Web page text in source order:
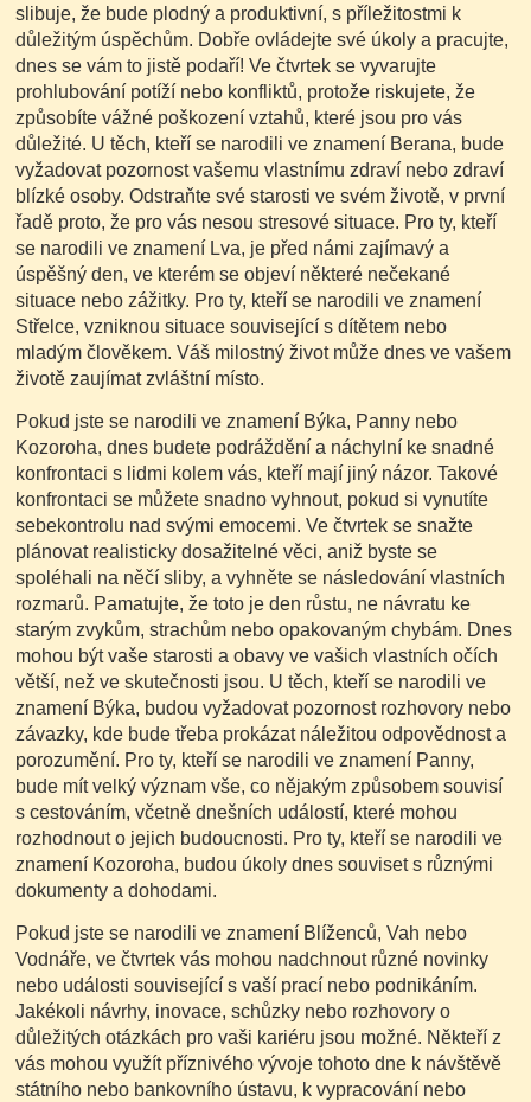
slibuje, že bude plodný a produktivní, s příležitostmi k
důležitým úspěchům. Dobře ovládejte své úkoly a pracujte,
dnes se vám to jistě podaří! Ve čtvrtek se vyvarujte
prohlubování potíží nebo konfliktů, protože riskujete, že
způsobíte vážné poškození vztahů, které jsou pro vás
důležité. U těch, kteří se narodili ve znamení Berana, bude
vyžadovat pozornost vašemu vlastnímu zdraví nebo zdraví
blízké osoby. Odstraňte své starosti ve svém životě, v první
řadě proto, že pro vás nesou stresové situace. Pro ty, kteří
se narodili ve znamení Lva, je před námi zajímavý a
úspěšný den, ve kterém se objeví některé nečekané
situace nebo zážitky. Pro ty, kteří se narodili ve znamení
Střelce, vzniknou situace související s dítětem nebo
mladým člověkem. Váš milostný život může dnes ve vašem
životě zaujímat zvláštní místo.
Pokud jste se narodili ve znamení Býka, Panny nebo
Kozoroha, dnes budete podráždění a náchylní ke snadné
konfrontaci s lidmi kolem vás, kteří mají jiný názor. Takové
konfrontaci se můžete snadno vyhnout, pokud si vynutíte
sebekontrolu nad svými emocemi. Ve čtvrtek se snažte
plánovat realisticky dosažitelné věci, aniž byste se
spoléhali na něčí sliby, a vyhněte se následování vlastních
rozmarů. Pamatujte, že toto je den růstu, ne návratu ke
starým zvykům, strachům nebo opakovaným chybám. Dnes
mohou být vaše starosti a obavy ve vašich vlastních očích
větší, než ve skutečnosti jsou. U těch, kteří se narodili ve
znamení Býka, budou vyžadovat pozornost rozhovory nebo
závazky, kde bude třeba prokázat náležitou odpovědnost a
porozumění. Pro ty, kteří se narodili ve znamení Panny,
bude mít velký význam vše, co nějakým způsobem souvisí
s cestováním, včetně dnešních událostí, které mohou
rozhodnout o jejich budoucnosti. Pro ty, kteří se narodili ve
znamení Kozoroha, budou úkoly dnes souviset s různými
dokumenty a dohodami.
Pokud jste se narodili ve znamení Blíženců, Vah nebo
Vodnáře, ve čtvrtek vás mohou nadchnout různé novinky
nebo události související s vaší prací nebo podnikáním.
Jakékoli návrhy, inovace, schůzky nebo rozhovory o
důležitých otázkách pro vaši kariéru jsou možné. Někteří z
vás mohou využít příznivého vývoje tohoto dne k návštěvě
státního nebo bankovního ústavu, k vypracování nebo